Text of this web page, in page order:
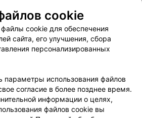
соглашение
Способы оплаты
Партнеры
руководителю 103.by
персональных данных
cookie
cookie для обеспечения
сайта, его улучшения, сбора
персонализированных
параметры использования файлов
согласие в более позднее время.
информации о целях,
файлов cookie вы